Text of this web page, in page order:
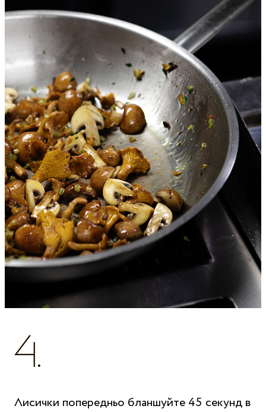
Лисички попередньо бланшуйте 45 секунд в